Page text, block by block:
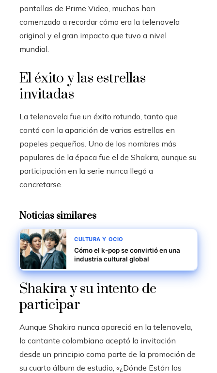
pantallas de Prime Video, muchos han
comenzado a recordar cómo era la telenovela
original y el gran impacto que tuvo a nivel
mundial.
El éxito y las estrellas
invitadas
La telenovela fue un éxito rotundo, tanto que
contó con la aparición de varias estrellas en
papeles pequeños. Uno de los nombres más
populares de la época fue el de Shakira, aunque su
participación en la serie nunca llegó a
concretarse.
Noticias similares
CULTURA Y OCIO
Cómo el k-pop se convirtió en una
industria cultural global
Shakira y su intento de
participar
Aunque Shakira nunca apareció en la telenovela,
la cantante colombiana aceptó la invitación
desde un principio como parte de la promoción de
su cuarto álbum de estudio, «¿Dónde Están los